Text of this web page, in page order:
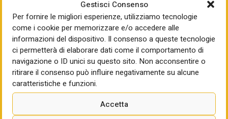
Gestisci Consenso
Per fornire le migliori esperienze, utilizziamo tecnologie
come i cookie per memorizzare e/o accedere alle
informazioni del dispositivo. Il consenso a queste tecnologie
ci permetterà di elaborare dati come il comportamento di
navigazione o ID unici su questo sito. Non acconsentire o
ritirare il consenso può influire negativamente su alcune
caratteristiche e funzioni.
Accetta
“Prezzi calmierati significa 600 euro per la stanza o 300
euro a posto letto”, ha spiegato Bernabò Bocca,
presidente della Fondazione Cr Firenze che è
copromotrice dell’operazione. “Queste tariffe sono
omnicomprensive-ha aggiunto Bocca-, cioè che
comprendono l’elettricità, riscaldamento e l’uso della
cucina, e quindi sono tariffe altamente competitive e molto
inferiori alle tariffe di mercato”.